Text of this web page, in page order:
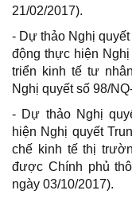
21/02/2017).
- Dự thảo Nghị
động thực hiện
triển kinh tế tư
Nghị quyết số 98/
- Dự thảo Nghị
hiện Nghị quyết
chế kinh tế thị
được Chính phủ
ngày 03/10/2017).